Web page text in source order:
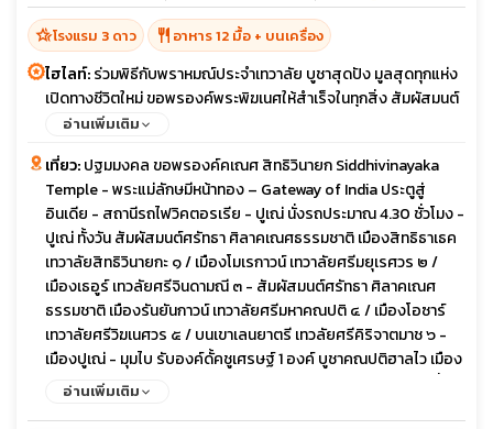
hotel_classโรงแรม 3 ดาว restaurant อาหาร 12 มื้อ + บนเครื่อง
ไฮไลท์:ร่วมพิธีกับพราหมณ์ประจำเทวาลัย บูชาสุดปัง มูลสุดทุกแห่ง
เปิดทางชีวิตใหม่ ขอพรองค์พระพิฆเนศให้สำเร็จในทุกสิ่ง สัมผัสมนต์
ศรัทธา เห็นด้วยตาองค์คเณศ จากศิลาธรรมชาติ รอบเมือง ปูเณ
อ่านเพิ่มเติม
เที่ยว:ปฐมมงคล ขอพรองค์คเณศ สิทธิวินายก Siddhivinayaka
Temple - พระแม่ลักษมีหน้าทอง – Gateway of India ประตูสู่
อินเดีย - สถานีรถไฟวิคตอรเรีย - ปูเณ่ นั่งรถประมาณ 4.30 ชั่วโมง -
ปูเณ่ ทั้งวัน สัมผัสมนต์ศรัทธา ศิลาคเณศธรรมชาติ เมืองสิทธิธาเธค
เทวาลัยสิทธิวินายกะ ๑ / เมืองโมเรกาวน์ เทวาลัยศรีมยุเรศวร ๒ /
เมืองเธอูร์ เทวลัยศรีจินดามณี ๓ - สัมผัสมนต์ศรัทธา ศิลาคเณศ
ธรรมชาติ เมืองรันยันกาวน์ เทวาลัยศรีมหาคณปติ ๔ / เมืองโอซาร์
เทวาลัยศรีวิฆเนศวร ๕ / บนเขาเลนยาตรี เทวลัยศรีคิริจาตมาช ๖ -
เมืองปูเณ่ - มุมไบ รับองค์ดั้คชูเศรษฐ์ 1 องค์ บูชาคณปติฮาลไว เมือง
ปาลี เทวลัยบัลลาเลศวร ๗ /เมืองมหัต เทวลัยศรีวารทวินายัก ๘ นั่ง
อ่านเพิ่มเติม